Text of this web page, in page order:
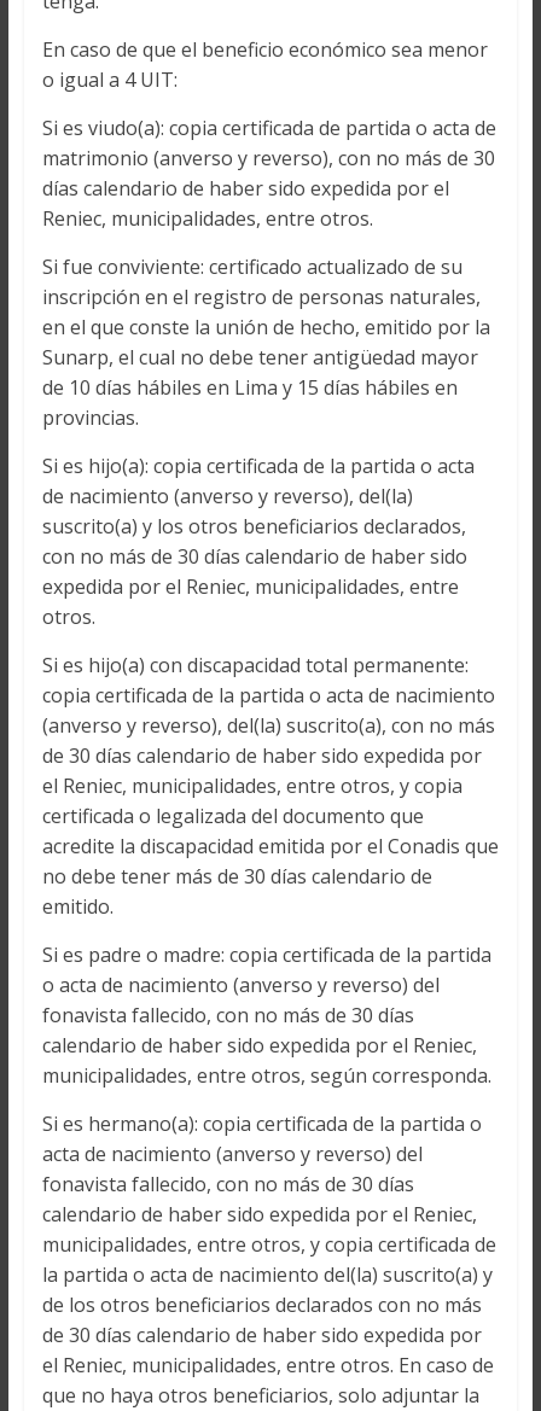
En caso de que el beneficio económico sea menor
o igual a 4 UIT:
Si es viudo(a): copia certificada de partida o acta de
matrimonio (anverso y reverso), con no más de 30
días calendario de haber sido expedida por el
Reniec, municipalidades, entre otros.
Si fue conviviente: certificado actualizado de su
inscripción en el registro de personas naturales,
en el que conste la unión de hecho, emitido por la
Sunarp, el cual no debe tener antigüedad mayor
de 10 días hábiles en Lima y 15 días hábiles en
provincias.
Si es hijo(a): copia certificada de la partida o acta
de nacimiento (anverso y reverso), del(la)
suscrito(a) y los otros beneficiarios declarados,
con no más de 30 días calendario de haber sido
expedida por el Reniec, municipalidades, entre
otros.
Si es hijo(a) con discapacidad total permanente:
copia certificada de la partida o acta de nacimiento
(anverso y reverso), del(la) suscrito(a), con no más
de 30 días calendario de haber sido expedida por
el Reniec, municipalidades, entre otros, y copia
certificada o legalizada del documento que
acredite la discapacidad emitida por el Conadis que
no debe tener más de 30 días calendario de
emitido.
Si es padre o madre: copia certificada de la partida
o acta de nacimiento (anverso y reverso) del
fonavista fallecido, con no más de 30 días
calendario de haber sido expedida por el Reniec,
municipalidades, entre otros, según corresponda.
Si es hermano(a): copia certificada de la partida o
acta de nacimiento (anverso y reverso) del
fonavista fallecido, con no más de 30 días
calendario de haber sido expedida por el Reniec,
municipalidades, entre otros, y copia certificada de
la partida o acta de nacimiento del(la) suscrito(a) y
de los otros beneficiarios declarados con no más
de 30 días calendario de haber sido expedida por
el Reniec, municipalidades, entre otros. En caso de
que no haya otros beneficiarios, solo adjuntar la